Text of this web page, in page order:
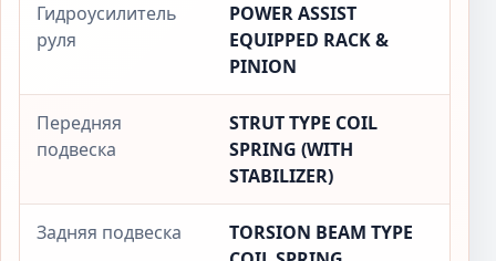
Гидроусилитель
руля
POWER ASSIST
EQUIPPED RACK &
PINION
Передняя
подвеска
STRUT TYPE COIL
SPRING (WITH
STABILIZER)
Задняя подвеска
TORSION BEAM TYPE